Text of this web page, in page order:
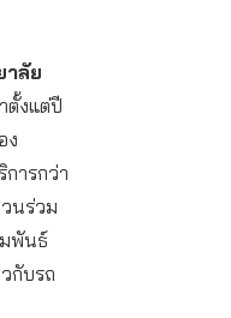
าลัย
ตั้งแต่ปี
ง
การกว่า
นร่วม
มพันธ์
กับรถ